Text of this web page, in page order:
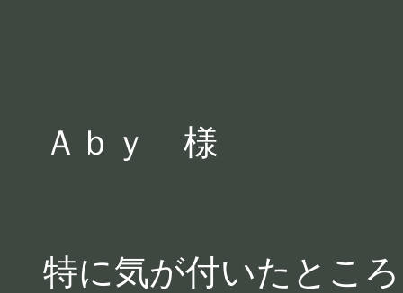
Ａｂｙ 様
特に気が付いたところ